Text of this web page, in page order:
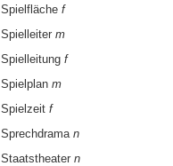
Spielfläche f
Spielleiter m
Spielleitung f
Spielplan m
Spielzeit f
Sprechdrama n
Staatstheater n